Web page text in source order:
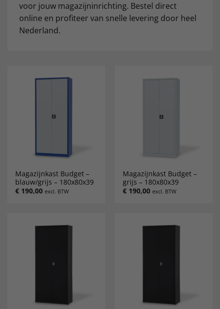
voor jouw magazijninrichting. Bestel direct
online en profiteer van snelle levering door heel
Nederland.
Magazijnkast Budget –
blauw/grijs – 180x80x39
€ 190,00 excl. BTW
Magazijnkast Budget –
grijs – 180x80x39
€ 190,00 excl. BTW